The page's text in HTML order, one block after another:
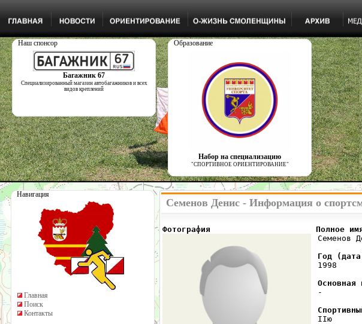
Наш спонсор
Багажник 67
Специализированный магазин автобагажников и всех
видов креплений
Образование
Набор на специализацию
"СПОРТИВНОЕ ОРИЕНТИРОВАНИЕ"
Навигация
Главная
Поиск
Контакты
Семенов Денис - Информация о
Фотография                      Полное
Семенов
Год
1998
Основная
-
IIю